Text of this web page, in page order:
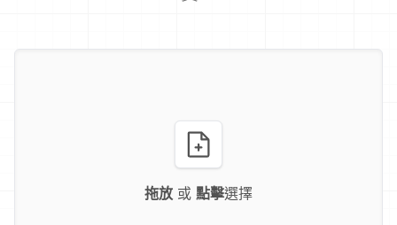
拖放 或 點擊選擇